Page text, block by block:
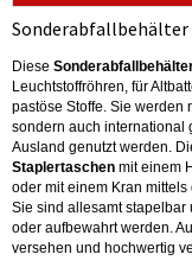
Sonderabfallbehälter
Diese
Leuchtstoffröhren, für
pastöse Stoffe. Sie werden
sondern auch international
Ausland genutzt werden.
Staplertaschen mit einem
oder mit einem Kran
Sie sind allesamt
oder aufbewahrt werden.
versehen und hochwertig